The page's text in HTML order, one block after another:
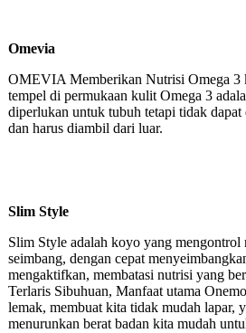
Omevia
OMEVIA Memberikan Nutrisi Omega 3
tempel di permukaan kulit Omega 3
diperlukan untuk tubuh tetapi tidak
dan harus diambil dari luar.
Slim Style
Slim Style adalah koyo yang
seimbang, dengan cepat
mengaktifkan, membatasi nutrisi yang
Terlaris Sibuhuan, Manfaat utama
lemak, membuat kita tidak mudah lapar,
menurunkan berat badan kita mudah